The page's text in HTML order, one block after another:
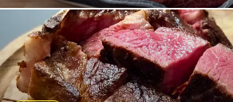
ジューシーな肉汁とカリカリガーリックの
牛ロースステーキをこのお値段で。 ※単品
味わえます。